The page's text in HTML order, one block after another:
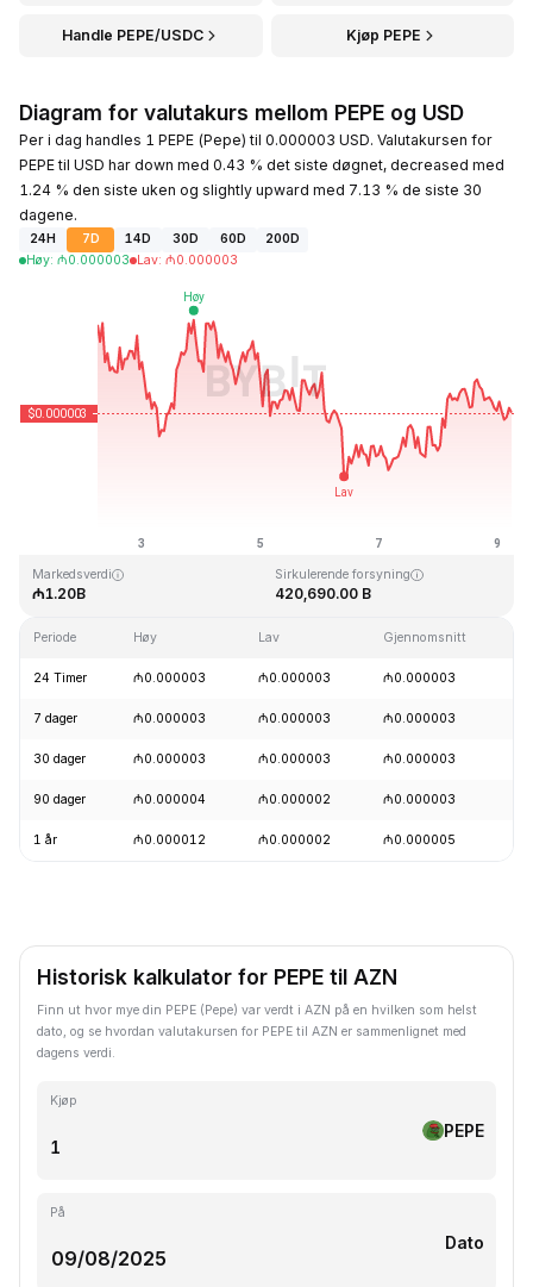
Handle PEPE/USDC Kjøp PEPE
Diagram for valutakurs mellom PEPE og USD
Per i dag handles 1 PEPE (Pepe) til 0.000003 USD. Valutakursen for
PEPE til USD har down med 0.43 % det siste døgnet, decreased med
1.24 % den siste uken og slightly upward med 7.13 % de siste 30
dagene.
24H 7D 14D 30D 60D
200D
Høy: ₼0.000003 Lav: ₼0.000003
Markedsverdi
₼1.20B
Sirkulerende forsyning
420,690.00 B
Periode Høy Lav Gjennomsnitt
24 Timer ₼0.000003 ₼0.000003 ₼0.000003
7 dager ₼0.000003 ₼0.000003 ₼0.000003
30 dager ₼0.000003 ₼0.000003 ₼0.000003
90 dager ₼0.000004 ₼0.000002 ₼0.000003
1 år ₼0.000012 ₼0.000002 ₼0.000005
Historisk kalkulator for PEPE til AZN
Finn ut hvor mye din PEPE (Pepe) var verdt i AZN på en hvilken som helst
dato, og se hvordan valutakursen for PEPE til AZN er sammenlignet med
dagens verdi.
Kjøp
PEPE
På
Dato